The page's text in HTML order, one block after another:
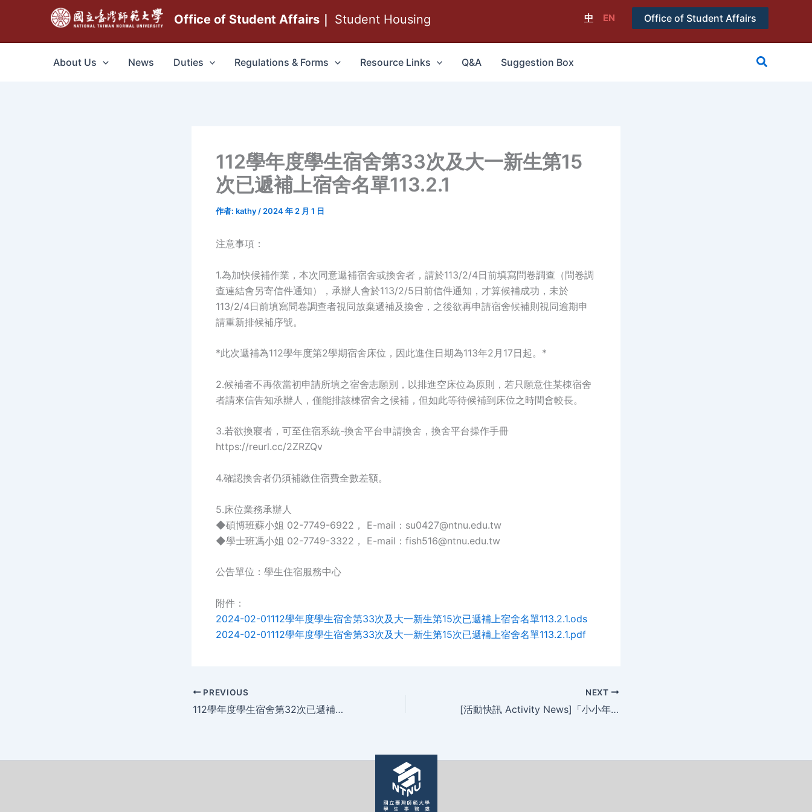
主
Office of Student Affairs｜ Student Housing 中 EN Office of Student Affairs
About Us News Duties Regulations & Forms Resource Links Q&A Suggestion Box
搜
112學年度學生宿舍第33次及大一新生第15
次已遞補上宿舍名單113.2.1
作者: kathy / 2024 年 2 月 1 日
注意事項：
1.為加快候補作業，本次同意遞補宿舍或換舍者，請於113/2/4日前填寫問卷調查（問卷調
查連結會另寄信件通知），承辦人會於113/2/5日前信件通知，才算候補成功，未於
113/2/4日前填寫問卷調查者視同放棄遞補及換舍，之後欲再申請宿舍候補則視同逾期申
請重新排候補序號。
*此次遞補為112學年度第2學期宿舍床位，因此進住日期為113年2月17日起。*
2.候補者不再依當初申請所填之宿舍志願別，以排進空床位為原則，若只願意住某棟宿舍
者請來信告知承辦人，僅能排該棟宿舍之候補，但如此等待候補到床位之時間會較長。
3.若欲換寢者，可至住宿系統-換舍平台申請換舍，換舍平台操作手冊
https://reurl.cc/2ZRZQv
4.確認換舍者仍須補繳住宿費全數差額。
5.床位業務承辦人
◆碩博班蘇小姐 02-7749-6922， E-mail：su0427@ntnu.edu.tw
◆學士班馮小姐 02-7749-3322， E-mail：fish516@ntnu.edu.tw
公告單位：學生住宿服務中心
附件：
2024-02-01112學年度學生宿舍第33次及大一新生第15次已遞補上宿舍名單113.2.1.ods
2024-02-01112學年度學生宿舍第33次及大一新生第15次已遞補上宿舍名單113.2.1.pdf
PREVIOUS
112學年度學生宿舍第32次已遞補上宿舍名單113.1.24
NEXT
[活動快訊 Activity News]「小小年午大圍爐」宿舍年節圍爐桌次名單 2024 Lunar New Year Dorm Feast Guest List